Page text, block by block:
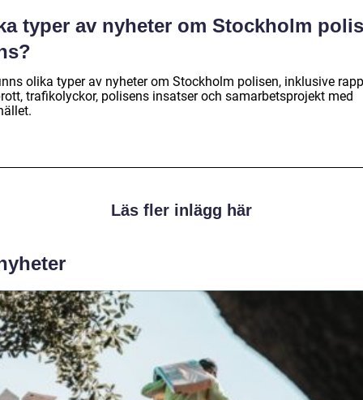
typer av nyheter om Stockholm
olika typer av nyheter om Stockholm polisen, inklusive
trafikolyckor, polisens insatser och samarbetsprojekt med
Läs fler inlägg här